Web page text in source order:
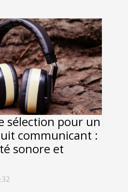
sélection pour un
communicant :
sonore et